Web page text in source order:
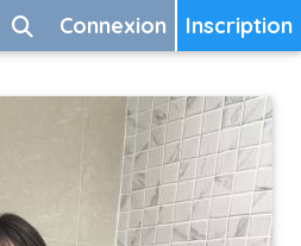
Inscription
Connexion